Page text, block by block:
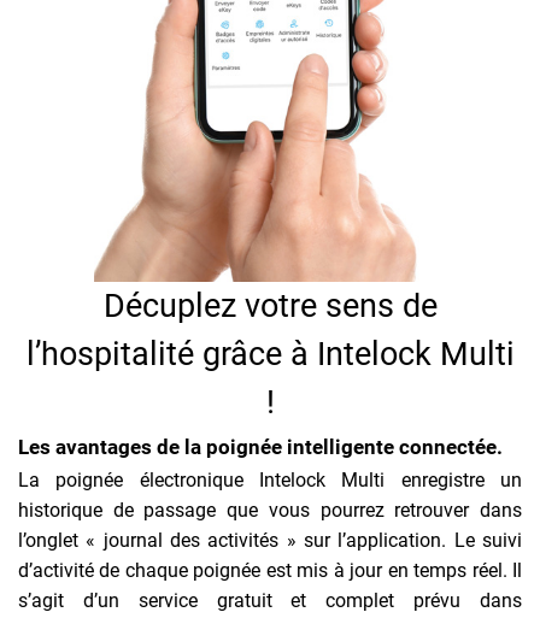
Décuplez votre sens de
l’hospitalité grâce à Intelock Multi
!
Les avantages de la poignée intelligente connectée.
La poignée électronique Intelock Multi enregistre un
historique de passage que vous pourrez retrouver dans
l’onglet « journal des activités » sur l’application. Le suivi
d’activité de chaque poignée est mis à jour en temps réel. Il
s’agit d’un service gratuit et complet prévu dans